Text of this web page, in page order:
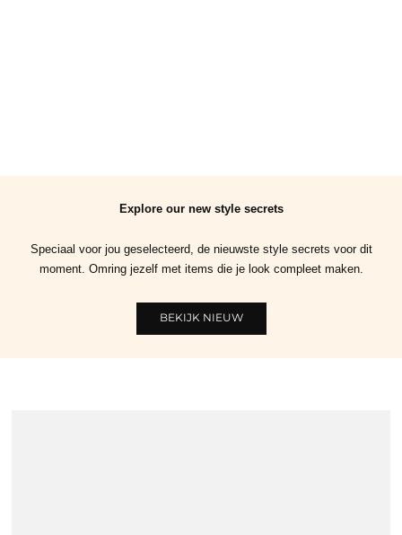
Explore our new style secrets
Speciaal voor jou geselecteerd, de nieuwste style secrets voor dit
moment. Omring jezelf met items die je look compleet maken.
BEKIJK NIEUW